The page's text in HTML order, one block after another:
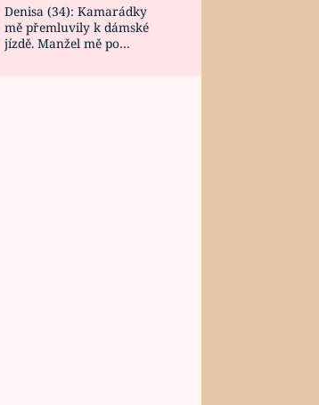
Denisa (34): Kamarádky
mě přemluvily k dámské
jízdě. Manžel mě po